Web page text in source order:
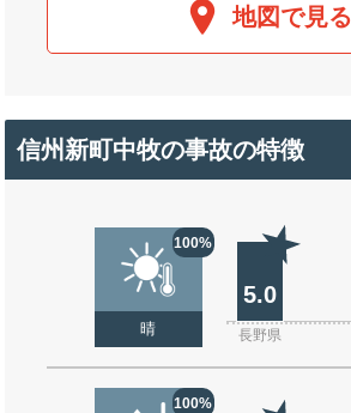
地図で見る
信州新町中牧の事故の特徴
100%
晴
5.0
長野県
100%